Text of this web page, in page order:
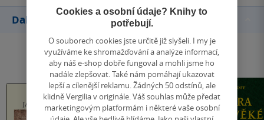
Další knihy autora
Cookies a osobní údaje? Knihy to
potřebují.
O souborech cookies jste určitě již slyšeli. I my je
využíváme ke shromažďování a analýze informací,
aby náš e-shop dobře fungoval a mohli jsme ho
nadále zlepšovat. Také nám pomáhají ukazovat
lepší a cílenější reklamu. Žádných 50 odstínů, ale
klidně Vergilia v originále. Váš souhlas může předat
marketingovým platformám i některé vaše osobní